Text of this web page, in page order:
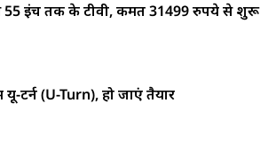
इंच तक के टीवी, कीमत 31499 रुपये से शुरू
टर्न (U-Turn), हो जाएं तैयार